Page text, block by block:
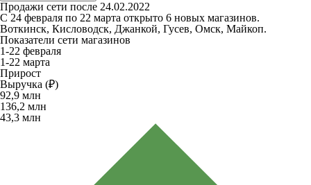
Продажи сети после 24.02.2022
С 24 февраля по 22 марта открыто 6 новых магазинов.
Воткинск, Кисловодск, Джанкой, Гусев, Омск, Майкоп.
Показатели сети магазинов
1-22 февраля
1-22 марта
Прирост
Выручка (₽)
92,9 млн
136,2 млн
43,3 млн